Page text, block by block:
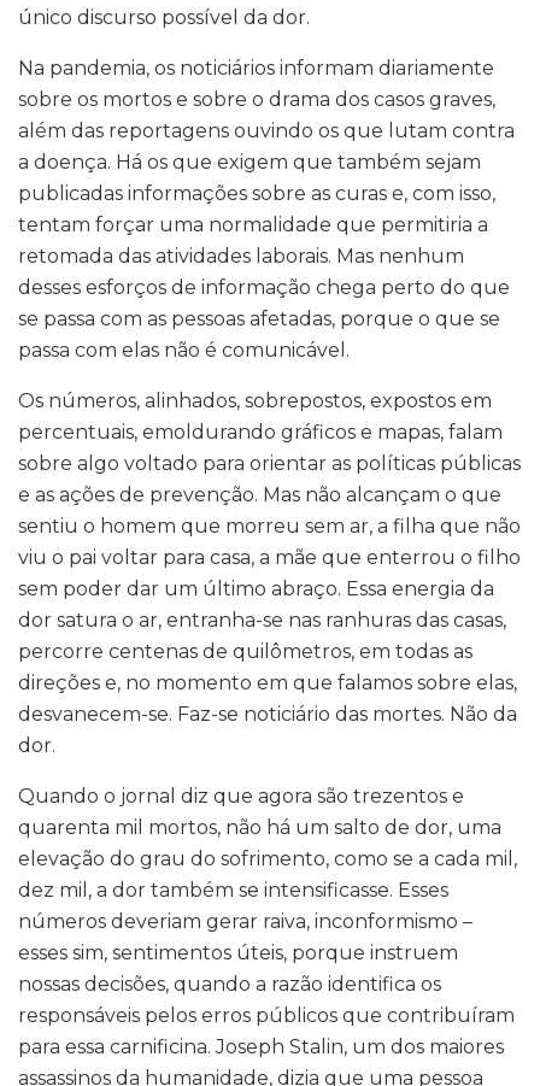
único discurso possível da dor.
Na pandemia, os noticiários informam diariamente
sobre os mortos e sobre o drama dos casos graves,
além das reportagens ouvindo os que lutam contra
a doença. Há os que exigem que também sejam
publicadas informações sobre as curas e, com isso,
tentam forçar uma normalidade que permitiria a
retomada das atividades laborais. Mas nenhum
desses esforços de informação chega perto do que
se passa com as pessoas afetadas, porque o que se
passa com elas não é comunicável.
Os números, alinhados, sobrepostos, expostos em
percentuais, emoldurando gráficos e mapas, falam
sobre algo voltado para orientar as políticas públicas
e as ações de prevenção. Mas não alcançam o que
sentiu o homem que morreu sem ar, a filha que não
viu o pai voltar para casa, a mãe que enterrou o filho
sem poder dar um último abraço. Essa energia da
dor satura o ar, entranha-se nas ranhuras das casas,
percorre centenas de quilômetros, em todas as
direções e, no momento em que falamos sobre elas,
desvanecem-se. Faz-se noticiário das mortes. Não da
dor.
Quando o jornal diz que agora são trezentos e
quarenta mil mortos, não há um salto de dor, uma
elevação do grau do sofrimento, como se a cada mil,
dez mil, a dor também se intensificasse. Esses
números deveriam gerar raiva, inconformismo –
esses sim, sentimentos úteis, porque instruem
nossas decisões, quando a razão identifica os
responsáveis pelos erros públicos que contribuíram
para essa carnificina. Joseph Stalin, um dos maiores
assassinos da humanidade, dizia que uma pessoa